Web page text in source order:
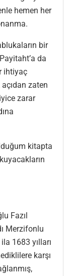
hemen her
bir
da
ihtiyaç
zaten
zarar
kitapta
Fazıl
Merzifonlu
1683 yılları
karşı